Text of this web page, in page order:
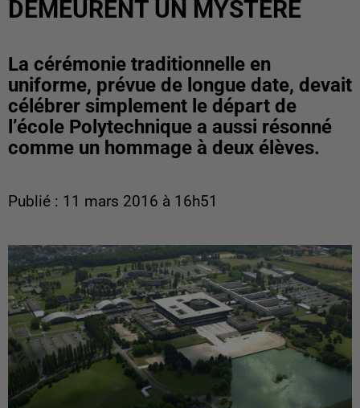
DEMEURENT UN MYSTÈRE
La cérémonie traditionnelle en
uniforme, prévue de longue date, devait
célébrer simplement le départ de
l’école Polytechnique a aussi résonné
comme un hommage à deux élèves.
Publié : 11 mars 2016 à 16h51